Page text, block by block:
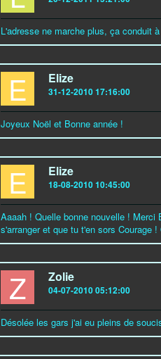
L'adresse ne marche plus, ça conduit
E Elize
31-12-2010 17:16:00
Joyeux Noël et Bonne année !
E Elize
18-08-2010 10:45:00
Aaaah ! Quelle bonne nouvelle !
s'arranger et que tu t'en sors Courage
Z Zolie
04-07-2010 05:12:00
Désolée les gars j'ai eu pleins de